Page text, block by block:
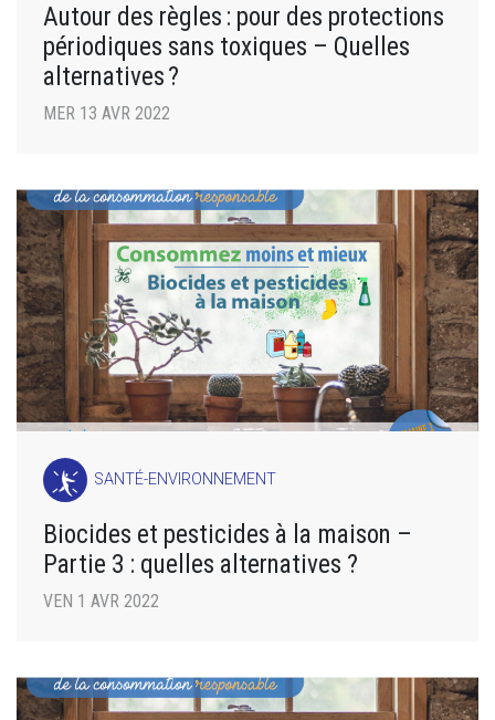
Autour des règles : pour des protections
périodiques sans toxiques – Quelles
alternatives ?
MER 13 AVR 2022
SANTÉ-ENVIRONNEMENT
Biocides et pesticides à la maison –
Partie 3 : quelles alternatives ?
VEN 1 AVR 2022